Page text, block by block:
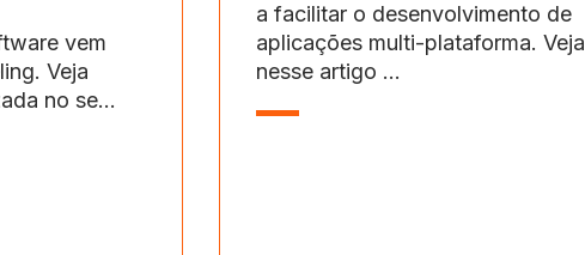
vem
Veja
no se...
a facilitar o desenvolvimento de
aplicações multi-plataforma. Veja
nesse artigo ...